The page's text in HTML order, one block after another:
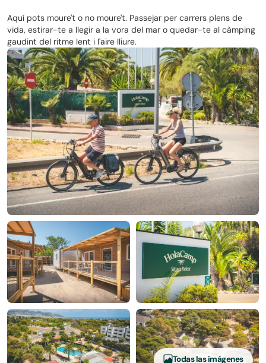
Aquí pots moure't o no moure't. Passejar per carrers plens de
vida, estirar-te a llegir a la vora del mar o quedar-te al càmping
gaudint del ritme lent i l'aire lliure.
Todas las imágenes